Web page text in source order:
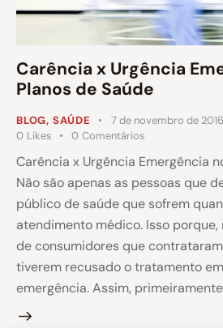
Carência x Urgência
Planos de Saúde
BLOG, SAÚDE 7 de novembro de 2016
0 Likes 0 Comentários
Carência x Urgência Emergência
Não são apenas as pessoas que
público de saúde que sofrem
atendimento médico. Isso porque,
de consumidores que
tiverem recusado o tratamento
emergência. Assim,